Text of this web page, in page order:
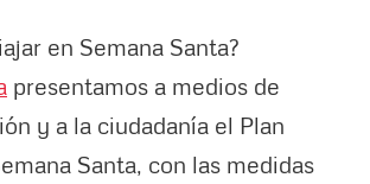
en Semana Santa?
presentamos a medios de
y a la ciudadanía el Plan
Santa, con las medidas